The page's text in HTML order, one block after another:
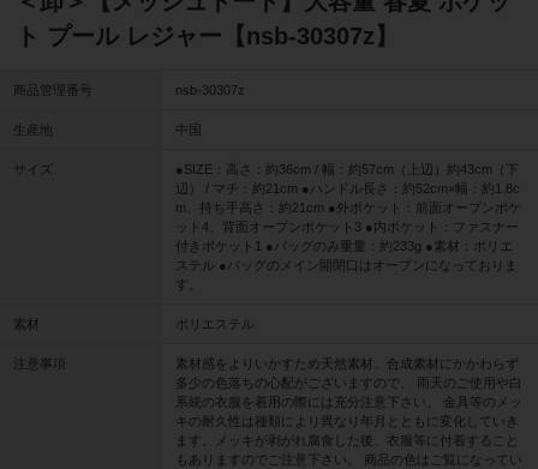
ト プール レジャー【nsb-30307z】
商品管理番号 nsb-30307z
生産地 中国
サイズ
●SIZE：高さ：約36cm / 幅：約57cm（上辺）約43cm（下
辺） / マチ：約21cm ●ハンドル長さ：約52cm×幅：約1.8c
m、持ち手高さ：約21cm ●外ポケット：前面オープンポケ
ット4、背面オープンポケット3 ●内ポケット：ファスナー
付きポケット1 ●バッグのみ重量：約233g ●素材：ポリエ
ステル ●バッグのメイン開閉口はオープンになっておりま
す。
素材 ポリエステル
注意事項
素材感をよりいかすため天然素材、合成素材にかかわらず
多少の色落ちの心配がございますので、 雨天のご使用や白
系統の衣服を着用の際には充分注意下さい。 金具等のメッ
キの耐久性は種類により異なり年月とともに変化していき
ます。メッキが剥がれ腐食した後、衣服等に付着すること
もありますのでご注意下さい。 商品の色はご覧になってい